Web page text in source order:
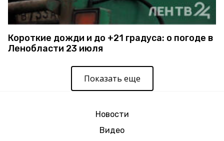
Короткие дожди и до +21 градуса: о погоде в
Ленобласти 23 июля
Показать еще
Новости
Видео